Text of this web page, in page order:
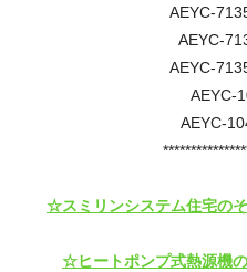
AEYC-
AEYC-
AEYC-
AEYC-
AEYC-
☆スミリンシステム住宅の
☆ヒートポンプ式熱源機